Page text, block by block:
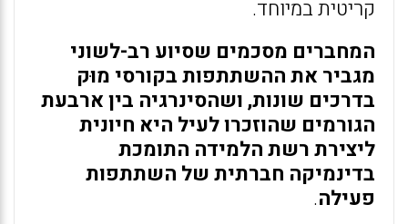
קריטית במיוחד.
המחברים מסכמים שסיוע רב-לשוני
מגביר את ההשתתפות בקורסי מוּק
בדרכים שונות, ושהסינרגיה בין ארבעת
הגורמים שהוזכרו לעיל היא חיונית
ליצירת רשת הלמידה התומכת
בדינמיקה חברתית של השתתפות
פעילה.